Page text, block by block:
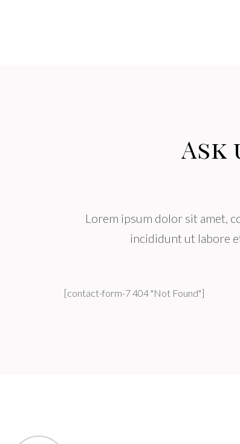
Ask
Lorem ipsum dolor sit amet,
incididunt ut labore
[contact-form-7 404 "Not Found"]